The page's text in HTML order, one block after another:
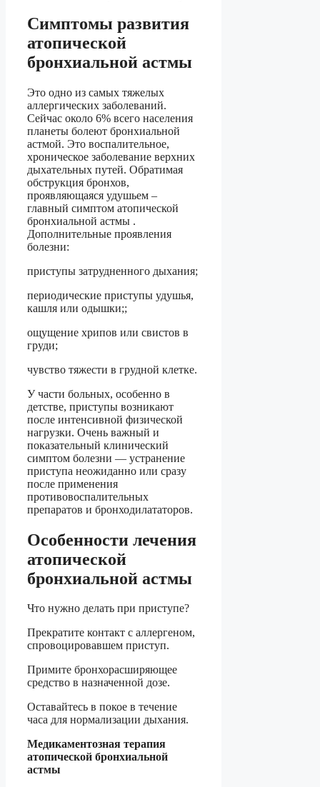
Симптомы развития
атопической
бронхиальной астмы
Это одно из самых тяжелых
аллергических заболеваний.
Сейчас около 6% всего населения
планеты болеют бронхиальной
астмой. Это воспалительное,
хроническое заболевание верхних
дыхательных путей. Обратимая
обструкция бронхов,
проявляющаяся удушьем –
главный симптом атопической
бронхиальной астмы .
Дополнительные проявления
болезни:
приступы затрудненного дыхания;
периодические приступы удушья,
кашля или одышки;;
ощущение хрипов или свистов в
груди;
чувство тяжести в грудной клетке.
У части больных, особенно в
детстве, приступы возникают
после интенсивной физической
нагрузки. Очень важный и
показательный клинический
симптом болезни — устранение
приступа неожиданно или сразу
после применения
противовоспалительных
препаратов и бронходилататоров.
Особенности лечения
атопической
бронхиальной астмы
Что нужно делать при приступе?
Прекратите контакт с аллергеном,
спровоцировавшем приступ.
Примите бронхорасширяющее
средство в назначенной дозе.
Оставайтесь в покое в течение
часа для нормализации дыхания.
Медикаментозная терапия
атопической бронхиальной
астмы